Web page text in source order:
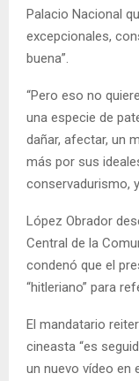
Palacio Nacional
excepcionales,
buena”.
“Pero eso no
una especie de
dañar, afectar, un
más por sus
conservadurismo,
López Obrador
Central de la
condenó que el
“hitleriano” para
El mandatario
cineasta “es
un nuevo vídeo en